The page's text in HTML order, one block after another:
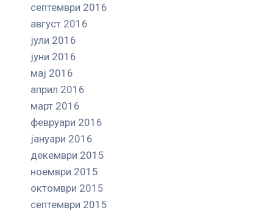
септември 2016
август 2016
јули 2016
јуни 2016
мај 2016
април 2016
март 2016
февруари 2016
јануари 2016
декември 2015
ноември 2015
октомври 2015
септември 2015